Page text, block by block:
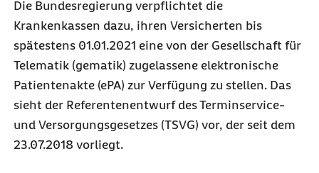
Die Bundesregierung verpflichtet die
Krankenkassen dazu, ihren Versicherten bis
spätestens 01.01.2021 eine von der Gesellschaft für
Telematik (gematik) zugelassene elektronische
Patientenakte (ePA) zur Verfügung zu stellen. Das
sieht der Referentenentwurf des Terminservice-
und Versorgungsgesetzes (TSVG) vor, der seit dem
23.07.2018 vorliegt.